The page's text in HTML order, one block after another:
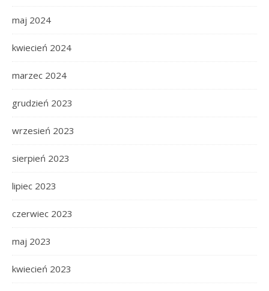
maj 2024
kwiecień 2024
marzec 2024
grudzień 2023
wrzesień 2023
sierpień 2023
lipiec 2023
czerwiec 2023
maj 2023
kwiecień 2023